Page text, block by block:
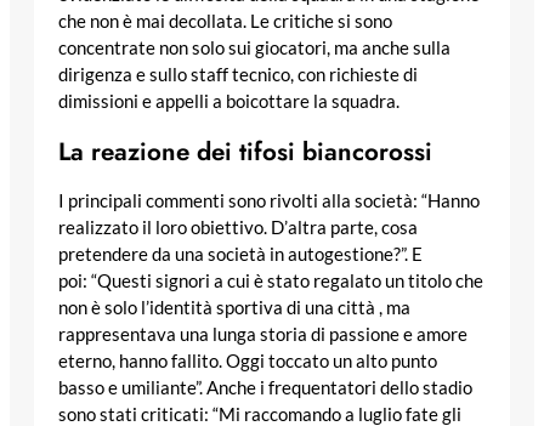
che non è mai decollata. Le critiche si sono
concentrate non solo sui giocatori, ma anche sulla
dirigenza e sullo staff tecnico, con richieste di
dimissioni e appelli a boicottare la squadra.
La reazione dei tifosi biancorossi
I principali commenti sono rivolti alla società: “Hanno
realizzato il loro obiettivo. D’altra parte, cosa
pretendere da una società in autogestione?”. E
poi: “Questi signori a cui è stato regalato un titolo che
non è solo l’identità sportiva di una città , ma
rappresentava una lunga storia di passione e amore
eterno, hanno fallito. Oggi toccato un alto punto
basso e umiliante”. Anche i frequentatori dello stadio
sono stati criticati: “Mi raccomando a luglio fate gli